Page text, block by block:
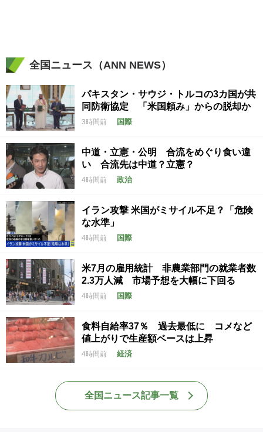
全国ニュース（ANN NEWS）
パキスタン・サウジ・トルコの3カ国が共
同防衛協定 「米国頼み」からの脱却か
3時間前 国際
中道・立憲・公明 合流をめぐり食い違
い 合流先は中道？立憲？
4時間前 政治
イラン攻撃 米国がミサイル不足？「危険
な水準」
4時間前 国際
米7月の雇用統計 非農業部門の就業者数
2.3万人減 市場予想を大幅に下回る
4時間前 国際
食料自給率37％ 過去最低に コメなど
値上がりで生産額ベースは上昇
4時間前 経済
全国ニュース記事一覧